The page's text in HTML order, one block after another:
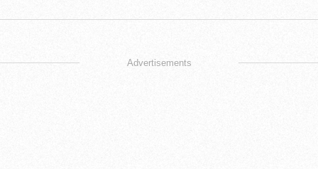
Advertisements